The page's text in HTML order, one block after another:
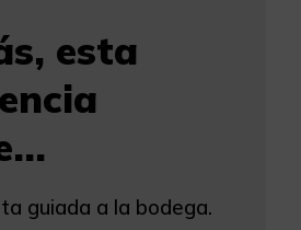
esta
guiada a la bodega.